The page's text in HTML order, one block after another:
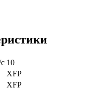
10
XFP
XFP